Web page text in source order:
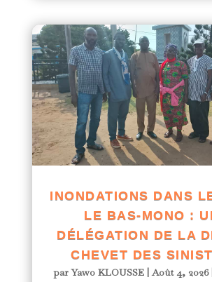
INONDATIONS DANS
LE BAS-MONO :
DÉLÉGATION DE LA
CHEVET DES
parYawo KLOUSSE |Août 4, 2026